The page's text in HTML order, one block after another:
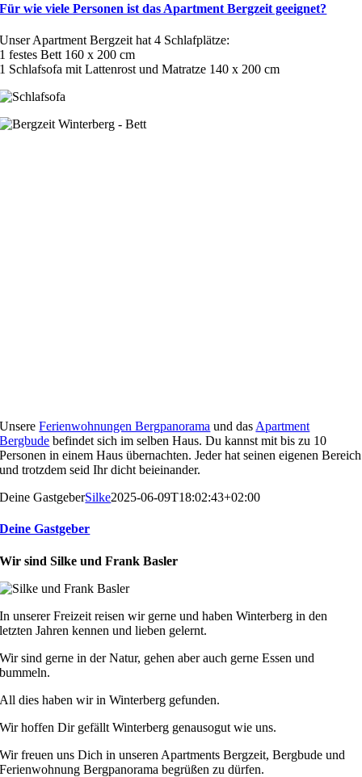
Für wie viele Personen ist das Apartment Bergzeit geeignet?
Unser Apartment Bergzeit hat 4 Schlafplätze:
1 festes Bett 160 x 200 cm
1 Schlafsofa mit Lattenrost und Matratze 140 x 200 cm
UnsereFerienwohnungen Bergpanorama und das Apartment
Bergbude befindet sich im selben Haus. Du kannst mit bis zu 10
Personen in einem Haus übernachten. Jeder hat seinen eigenen Bereich
und trotzdem seid Ihr dicht beieinander.
Deine GastgeberSilke2025-06-09T18:02:43+02:00
Deine Gastgeber
Wir sind Silke und Frank Basler
In unserer Freizeit reisen wir gerne und haben Winterberg in den
letzten Jahren kennen und lieben gelernt.
Wir sind gerne in der Natur, gehen aber auch gerne Essen und
bummeln.
All dies haben wir in Winterberg gefunden.
Wir hoffen Dir gefällt Winterberg genausogut wie uns.
Wir freuen uns Dich in unseren Apartments Bergzeit, Bergbude und
Ferienwohnung Bergpanorama begrüßen zu dürfen.